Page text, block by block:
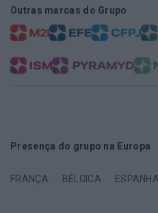
Outras marcas do Grupo
Presença do grupo na Europa
FRANÇA BÉLGICA ESPANHA